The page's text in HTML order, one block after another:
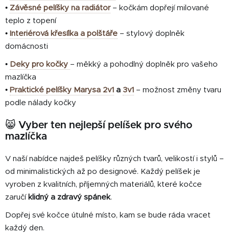
• Závěsné pelíšky na radiátor– kočkám dopřejí milované
teplo z topení
• Interiérová křesílka a polštáře – stylový doplněk
domácnosti
• Deky pro kočky – měkký a pohodlný doplněk pro vašeho
mazlíčka
• Praktické pelíšky Marysa 2v1 a 3v1 – možnost změny tvaru
podle nálady kočky
😸 Vyber ten nejlepší pelíšek pro svého
mazlíčka
V naší nabídce najdeš pelíšky různých tvarů, velikostí i stylů –
od minimalistických až po designové. Každý pelíšek je
vyroben z kvalitních, příjemných materiálů, které kočce
zaručí klidný a zdravý spánek.
Dopřej své kočce útulné místo, kam se bude ráda vracet
každý den.